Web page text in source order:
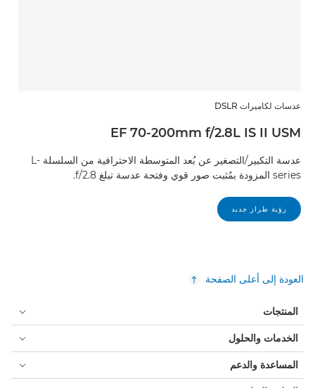
عدسات لكاميرات DSLR
EF 70-200mm f/2.8L IS II USM
عدسة التكبير/التصغير عن بُعد المتوسطة الاحترافية من السلسلة L-
series المزودة بمُثبت صور قوي وفتحة عدسة تبلغ f/2.8.
رؤية طراز جديد
العودة إلى أعلى الصفحة
المنتجات
الخدمات والحلول
المساعدة والدعم